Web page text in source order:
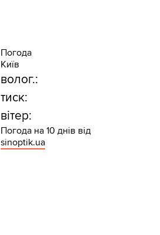
Погода
Київ
волог.:
тиск:
вітер:
Погода на 10 днів від
sinoptik.ua